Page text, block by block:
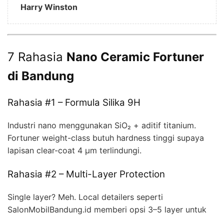
Harry Winston
7 Rahasia Nano Ceramic Fortuner
di Bandung
Rahasia #1 – Formula Silika 9H
Industri nano menggunakan SiO₂ + aditif titanium.
Fortuner weight-class butuh hardness tinggi supaya
lapisan clear-coat 4 µm terlindungi.
Rahasia #2 – Multi-Layer Protection
Single layer? Meh. Local detailers seperti
SalonMobilBandung.id memberi opsi 3–5 layer untuk